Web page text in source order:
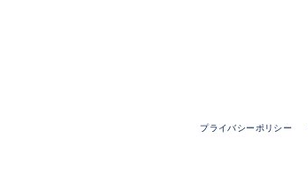
プライバシーポリシー